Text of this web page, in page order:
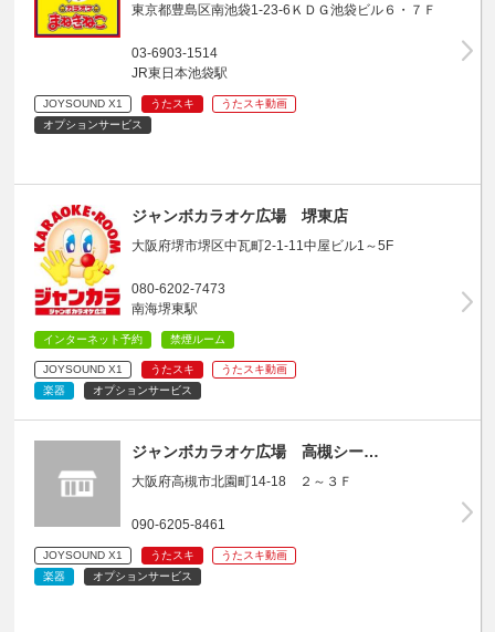
東京都豊島区南池袋1-23-6ＫＤＧ池袋ビル６・７Ｆ
03-6903-1514
JR東日本池袋駅
JOYSOUND X1 うたスキ
うたスキ動画
オプションサービス
ジャンボカラオケ広場 堺東店
大阪府堺市堺区中瓦町2-1-11中屋ビル1～5F
080-6202-7473
南海堺東駅
インターネット予約 禁煙ルーム
JOYSOUND X1 うたスキ
うたスキ動画
楽器
オプションサービス
ジャンボカラオケ広場 高槻シー…
大阪府高槻市北園町14-18 ２～３Ｆ
090-6205-8461
JOYSOUND X1 うたスキ
うたスキ動画
楽器
オプションサービス